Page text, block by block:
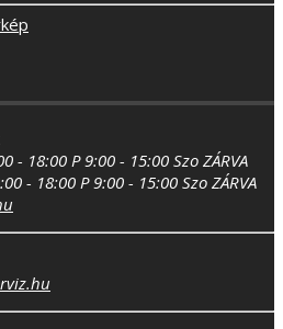
- 18:00 P 9:00 - 15:00 Szo ZÁRVA
- 18:00 P 9:00 - 15:00 Szo ZÁRVA